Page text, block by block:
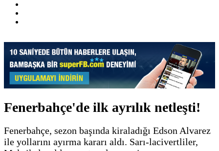
Fenerbahçe'de ilk ayrılık netleşti!
Fenerbahçe, sezon başında kiraladığı Edson Alvarez
ile yollarını ayırma kararı aldı. Sarı-lacivertliler,